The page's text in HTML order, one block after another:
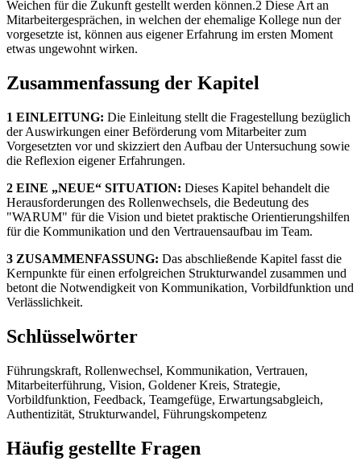
Weichen für die Zukunft gestellt werden können.2 Diese Art an
Mitarbeitergesprächen, in welchen der ehemalige Kollege nun der
vorgesetzte ist, können aus eigener Erfahrung im ersten Moment
etwas ungewohnt wirken.
Zusammenfassung der Kapitel
1 EINLEITUNG: Die Einleitung stellt die Fragestellung bezüglich
der Auswirkungen einer Beförderung vom Mitarbeiter zum
Vorgesetzten vor und skizziert den Aufbau der Untersuchung sowie
die Reflexion eigener Erfahrungen.
2 EINE „NEUE“ SITUATION: Dieses Kapitel behandelt die
Herausforderungen des Rollenwechsels, die Bedeutung des
"WARUM" für die Vision und bietet praktische Orientierungshilfen
für die Kommunikation und den Vertrauensaufbau im Team.
3 ZUSAMMENFASSUNG: Das abschließende Kapitel fasst die
Kernpunkte für einen erfolgreichen Strukturwandel zusammen und
betont die Notwendigkeit von Kommunikation, Vorbildfunktion und
Verlässlichkeit.
Schlüsselwörter
Führungskraft, Rollenwechsel, Kommunikation, Vertrauen,
Mitarbeiterführung, Vision, Goldener Kreis, Strategie,
Vorbildfunktion, Feedback, Teamgefüge, Erwartungsabgleich,
Authentizität, Strukturwandel, Führungskompetenz
Häufig gestellte Fragen